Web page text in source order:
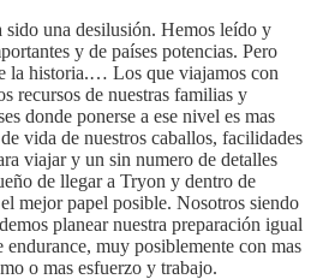
sido una desilusión. Hemos leído y
y de países potencias. Pero
la historia.… Los que viajamos con
recursos de nuestras familias y
donde ponerse a ese nivel es mas
vida de nuestros caballos, facilidades
viajar y un sin numero de detalles
de llegar a Tryon y dentro de
mejor papel posible. Nosotros siendo
planear nuestra preparación igual
endurance, muy posiblemente con mas
o mas esfuerzo y trabajo.